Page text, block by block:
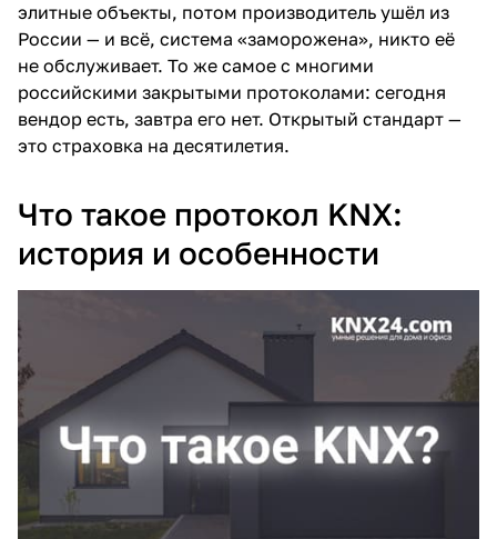
элитные объекты, потом производитель ушёл из
России — и всё, система «заморожена», никто её
не обслуживает. То же самое с многими
российскими закрытыми протоколами: сегодня
вендор есть, завтра его нет. Открытый стандарт —
это страховка на десятилетия.
Что такое протокол KNX:
история и особенности